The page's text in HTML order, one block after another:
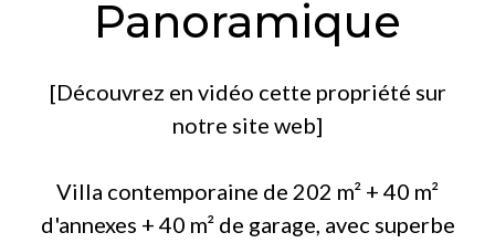
Panoramique
[Découvrez en vidéo cette propriété sur
notre site web]
Villa contemporaine de 202 m² + 40 m²
d'annexes + 40 m² de garage, avec superbe